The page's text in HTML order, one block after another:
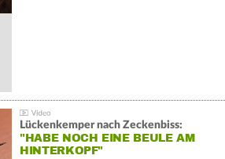
Lückenkemper nach Zeckenbiss:
"HABE NOCH EINE BEULE AM
HINTERKOPF"